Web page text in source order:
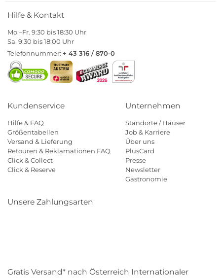
Hilfe & Kontakt
Mo.–Fr. 9:30 bis 18:30 Uhr
Sa. 9:30 bis 18:00 Uhr
Telefonnummer: + 43 316 / 870-0
Kundenservice
Hilfe & FAQ
Größentabellen
Versand & Lieferung
Retouren & Reklamationen FAQ
Click & Collect
Click & Reserve
Unternehmen
Standorte / Häuser
Job & Karriere
Über uns
PlusCard
Presse
Newsletter
Gastronomie
Unsere Zahlungsarten
Gratis Versand* nach Österreich Internationaler